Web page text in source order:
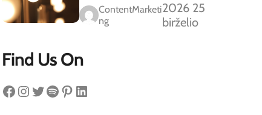
ContentMarketi
Ng
2026 25
birželio
Find Us On
Facebook Instagram Twitter Spotify Pinterest LinkedIn